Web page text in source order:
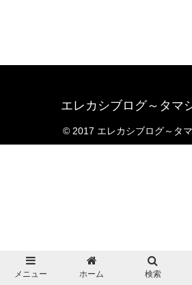
エレカシブログ～タマ
© 2017 エレカシブログ～タマ
メニュー ホーム 検索